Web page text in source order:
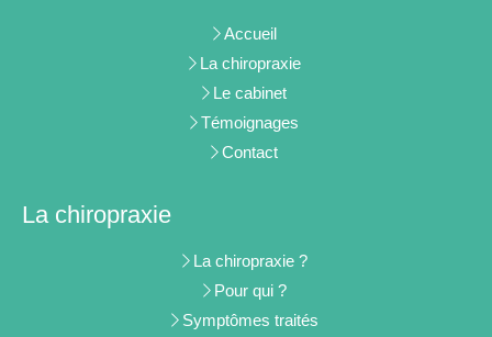
Accueil
La chiropraxie
Le cabinet
Témoignages
Contact
La chiropraxie
La chiropraxie ?
Pour qui ?
Symptômes traités